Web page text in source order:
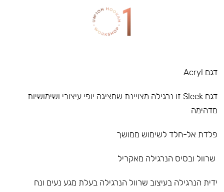
דגם Acryl
דגם Sleek זו נרגילה מצויינת שמציגה יופי עיצובי ושימושיות
מדהימה
פלדת אל-חלד לשימוש ממושך
שרוול ובסיס הנרגילה מאקריל
ידית הנרגילה בעיצוב שרוול הנרגילה בעלת מגע נעים ונח